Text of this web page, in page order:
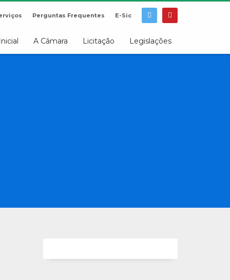
Perguntas Frequentes E-Sic
Inicial A Câmara Licitação Legislações